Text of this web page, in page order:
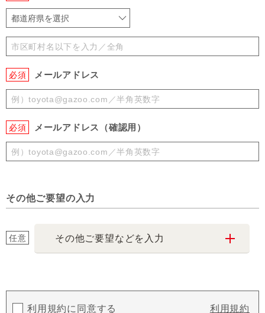
都道府県を選択
必須 メールアドレス
必須 メールアドレス（確認用）
その他ご要望の入力
任意 その他ご要望などを入力
利用規約に同意する 利用規約